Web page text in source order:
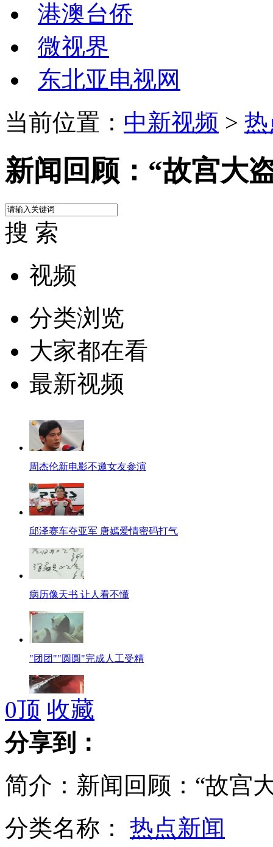
港澳台侨
微视界
东北亚电视网
当前位置： 中新视频 >
新闻回顾：“故宫大
搜 索
视频
分类浏览
大家都在看
最新视频
周杰伦新电影不邀女友参演
邱泽赛车夺亚军 唐嫣爱情密码打气
病历像天书 让人看不懂
"团团""圆圆"完成人工受精
希腊球迷骚乱 50人被捕
新加坡上演“马路时装秀”
0顶 收藏
分享到：
简介：新闻回顾：“故宫
分类名称： 热点新闻